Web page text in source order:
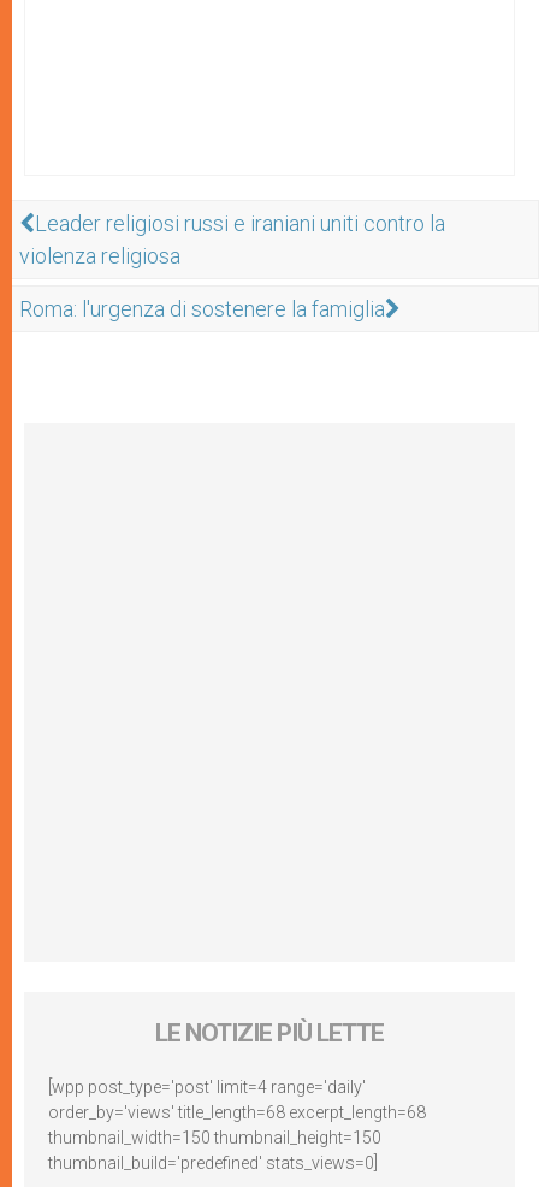
Leader religiosi russi e iraniani uniti contro la
violenza religiosa
Roma: l'urgenza di sostenere la famiglia
LE NOTIZIE PIÙ LETTE
[wpp post_type='post' limit=4 range='daily'
order_by='views' title_length=68 excerpt_length=68
thumbnail_width=150 thumbnail_height=150
thumbnail_build='predefined' stats_views=0]